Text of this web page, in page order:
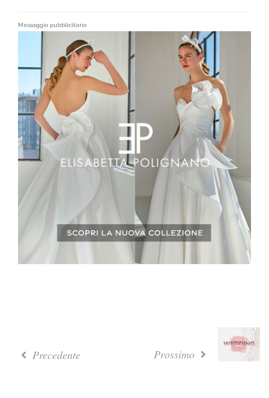
Messaggio pubblicitario
Precedente Prossimo